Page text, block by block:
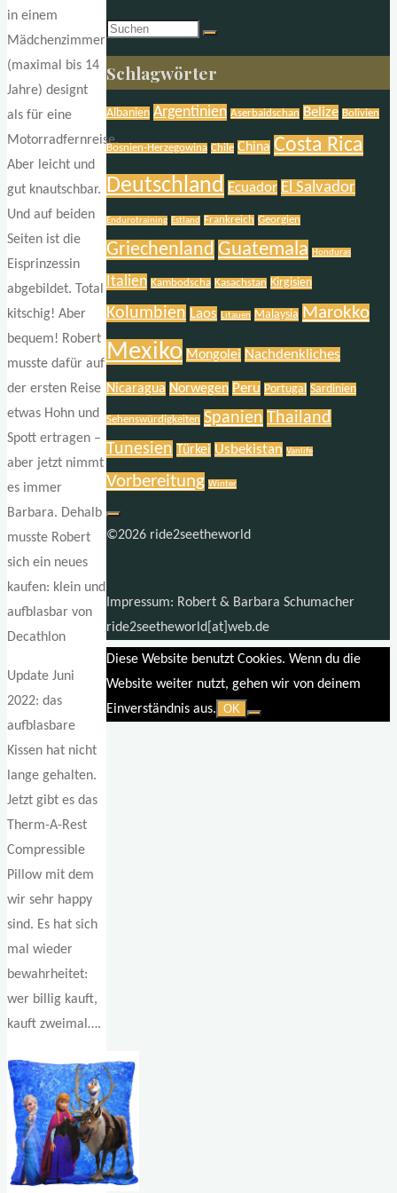
in einem
Mädchenzimmer
(maximal bis 14
Jahre) designt
als für eine
Motorradfernreise.
Aber leicht und
gut knautschbar.
Und auf beiden
Seiten ist die
Eisprinzessin
abgebildet. Total
kitschig! Aber
bequem! Robert
musste dafür auf
der ersten Reise
etwas Hohn und
Spott ertragen –
aber jetzt nimmt
es immer
Barbara. Dehalb
musste Robert
sich ein neues
kaufen: klein und
aufblasbar von
Decathlon
Update Juni
2022: das
aufblasbare
Kissen hat nicht
lange gehalten.
Jetzt gibt es das
Therm-A-Rest
Compressible
Pillow mit dem
wir sehr happy
sind. Es hat sich
mal wieder
bewahrheitet:
wer billig kauft,
kauft zweimal….
Suchen
nach:
Schlagwörter
Albanien Argentinien Aserbaidschan Belize Bolivien
Bosnien-Herzegowina Chile China Costa Rica
Deutschland Ecuador El Salvador
Endurotraining Estland Frankreich Georgien
Griechenland Guatemala Honduras
Italien Kambodscha Kasachstan Kirgisien
Kolumbien Laos Litauen Malaysia Marokko
Mexiko Mongolei Nachdenkliches
Nicaragua Norwegen Peru Portugal Sardinien
Sehenswürdigkeiten Spanien Thailand
Tunesien
Türkei Usbekistan Vanlife
Vorbereitung Winter
©2026 ride2seetheworld
Impressum: Robert & Barbara Schumacher
ride2seetheworld[at]web.de
Diese Website benutzt Cookies. Wenn du die
Website weiter nutzt, gehen wir von deinem
Einverständnis aus. OK